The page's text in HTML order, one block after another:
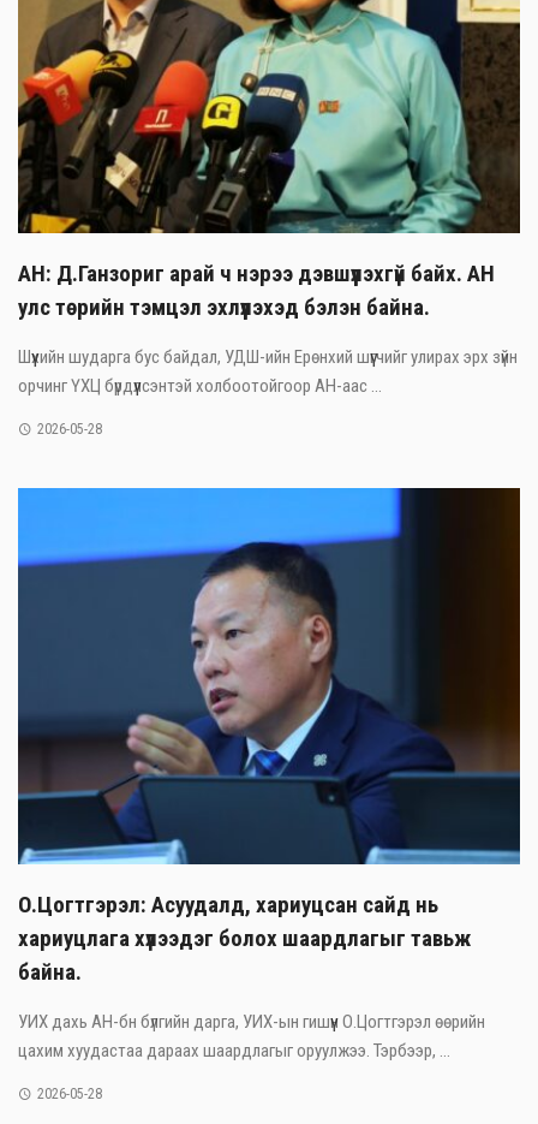
АН: Д.Ганзориг арай ч нэрээ дэвшүүлэхгүй байх. АН
улс төрийн тэмцэл эхлүүлэхэд бэлэн байна.
Шүүхийн шударга бус байдал, УДШ-ийн Ерөнхий шүүгчийг улирах эрх зүйн
орчинг ҮХЦ бүрдүүлсэнтэй холбоотойгоор АН-аас ...
2026-05-28
О.Цогтгэрэл: Асуудалд, хариуцсан сайд нь
хариуцлага хүлээдэг болох шаардлагыг тавьж
байна.
УИХ дахь АН-бн бүлгийн дарга, УИХ-ын гишүүн О.Цогтгэрэл өөрийн
цахим хуудастаа дараах шаардлагыг оруулжээ. Тэрбээр, ...
2026-05-28